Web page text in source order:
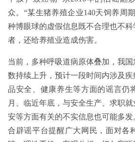
众。“某生猪养殖企业140天饲养周
种博眼球的虚假信息既不合理也不
者，还给养殖业造成伤害。
当前，多种呼吸道病原体叠加，我
数持续上升，预计一段时间内涉及
品安全、健康养生等方面的谣言仍
月、临近年底，与安全生产、求职
安等方面有关的不实信息也可能多
合辟谣平台提醒广大网民，面对各